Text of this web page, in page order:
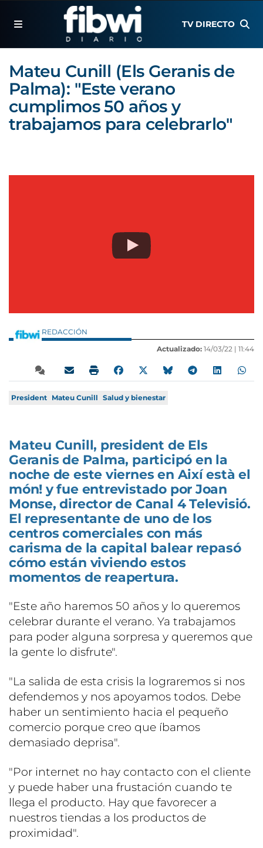
TV DIRECTO
Mateu Cunill (Els Geranis de
Palma): "Este verano
cumplimos 50 años y
trabajamos para celebrarlo"
REDACCIÓN
Actualizado: 14/03/22 | 11:44
President Mateu Cunill Salud y bienestar
Mateu Cunill, president de Els
Geranis de Palma, participó en la
noche de este viernes en Així està el
món! y fue entrevistado por Joan
Monse, director de Canal 4 Televisió.
El representante de uno de los
centros comerciales con más
carisma de la capital balear repasó
cómo están viviendo estos
momentos de reapertura.
"Este año haremos 50 años y lo queremos
celebrar durante el verano. Ya trabajamos
para poder alguna sorpresa y queremos que
la gente lo disfrute".
"La salida de esta crisis la lograremos si nos
defendemos y nos apoyamos todos. Debe
haber un sentimiento hacia el pequeño
comercio porque creo que íbamos
demasiado deprisa".
"Por internet no hay contacto con el cliente
y puede haber una frustación cuando te
llega el producto. Hay que favorecer a
nuestros tiendas a los productos de
proximidad".